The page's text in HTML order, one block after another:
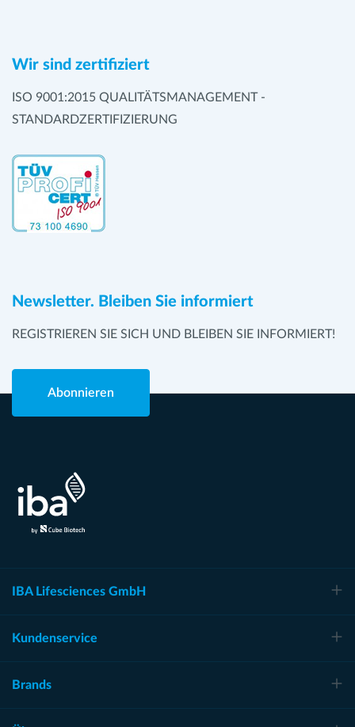
Wir sind zertifiziert
ISO 9001:2015 QUALITÄTSMANAGEMENT -
STANDARDZERTIFIZIERUNG
Newsletter. Bleiben Sie informiert
REGISTRIEREN SIE SICH UND BLEIBEN SIE INFORMIERT!
Abonnieren
IBA Lifesciences GmbH
Kundenservice
Brands